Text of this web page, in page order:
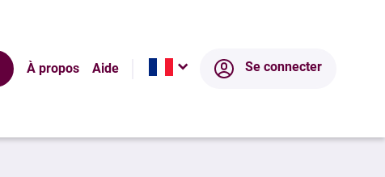
À propos Aide Se connecter